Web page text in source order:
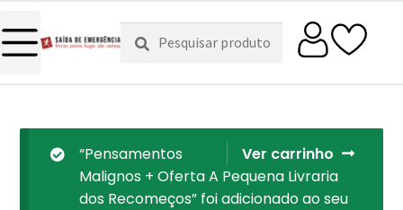
Pesquisar
por:
Pesquisa
Ver carrinho
“Pensamentos
Malignos + Oferta A Pequena Livraria
dos Recomeços” foi adicionado ao seu